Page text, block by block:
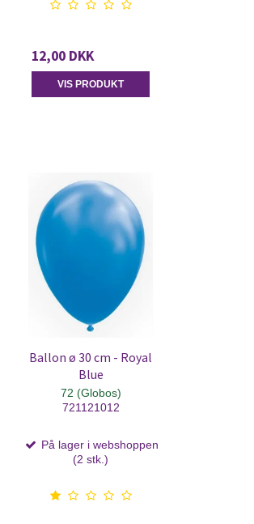
12,00 DKK
VIS PRODUKT
Ballon ø 30 cm - Royal
Blue
72 (Globos)
721121012
På lager i webshoppen
(2 stk.)